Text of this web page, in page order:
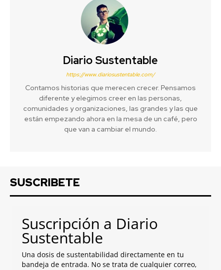
Diario Sustentable
https://www.diariosustentable.com/
Contamos historias que merecen crecer. Pensamos
diferente y elegimos creer en las personas,
comunidades y organizaciones, las grandes y las que
están empezando ahora en la mesa de un café, pero
que van a cambiar el mundo.
SUSCRIBETE
Suscripción a Diario
Sustentable
Una dosis de sustentabilidad directamente en tu
bandeja de entrada. No se trata de cualquier correo,